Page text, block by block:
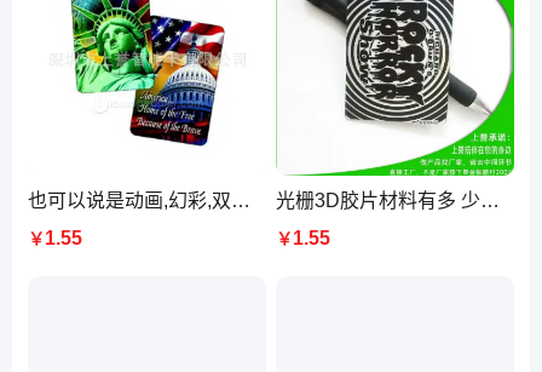
也可以说是动画,幻彩,双面印刷3D明信片 上誉裸眼印刷厂
￥1.55
光栅3D胶片材料有多 少种线数可以做3D卡，立体印刷厂，立体明信片
￥1.55